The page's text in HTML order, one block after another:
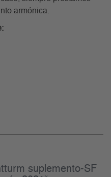
armónica.
suplemento-SF